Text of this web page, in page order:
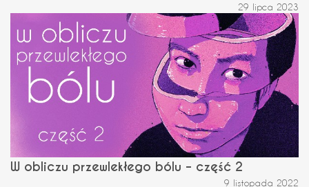
29 lipca 2023
W obliczu przewlekłego bólu – część 2
9 listopada 2022